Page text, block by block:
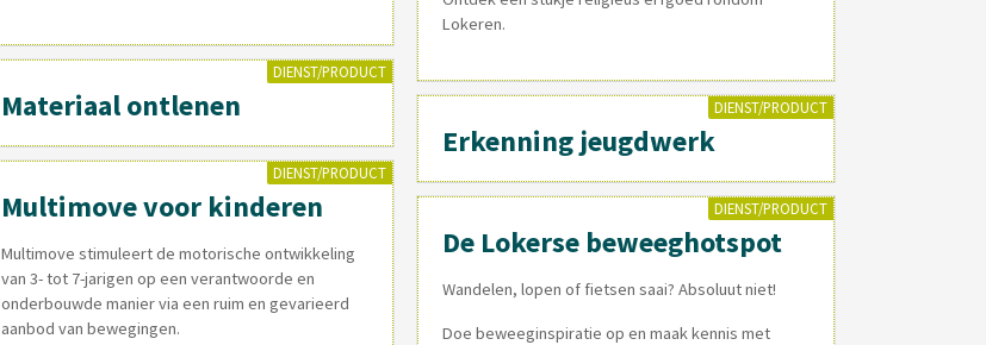
DIENST/PRODUCT
Materiaal ontlenen
DIENST/PRODUCT
Multimove voor kinderen
Multimove stimuleert de motorische ontwikkeling
van 3- tot 7-jarigen op een verantwoorde en
onderbouwde manier via een ruim en gevarieerd
aanbod van bewegingen.
Lokeren.
DIENST/PRODUCT
Erkenning jeugdwerk
DIENST/PRODUCT
De Lokerse beweeghotspot
Wandelen, lopen of fietsen saai? Absoluut niet!
Doe beweeginspiratie op en maak kennis met